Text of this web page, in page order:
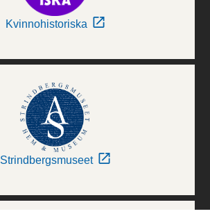
Kvinnohistoriska
Strindbergsmuseet